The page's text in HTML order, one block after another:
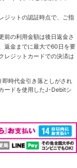
ジットの認証時点で、ご指
前の利用金額は後日返金さ
返金までに最大で60日を要
レジットカードでの決済は
時代金引き落としがされ
ードを使用したJ-Debitシ